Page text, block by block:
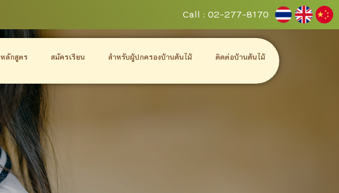
Call : 02-277-8170
หลักสูตร สมัครเรียน สำหรับผู้ปกครองบ้านต้นไม้ ติดต่อบ้านต้นไม้